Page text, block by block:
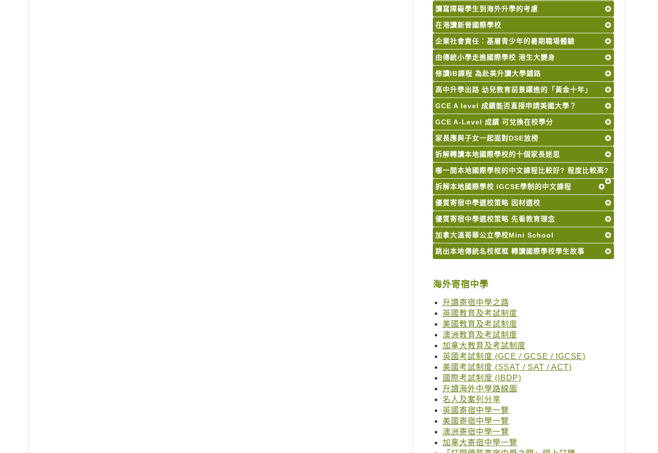
讀寫障礙學生到海外升學的考慮
在港讀新晉國際學校
企業社會責任：基層青少年的暑期職場體驗
由傳統小學走進國際學校 港生大變身
修讀IB課程 為赴美升讀大學鋪路
高中升學出路 幼兒教育前景躍進的「黃金十年」
GCE A level 成績能否直接申請美國大學？
GCE A-Level 成績 可兌換在校學分
家長應與子女一起面對DSE放榜
拆解轉讀本地國際學校的十個家長迷思
哪一間本地國際學校的中文課程比較好? 程度比較高?
拆解本地國際學校 IGCSE學制的中文課程
優質寄宿中學選校策略 因材選校
優質寄宿中學選校策略 先看教育理念
加拿大溫哥華公立學校Mini School
跳出本地傳統名校框框 轉讀國際學校學生故事
海外寄宿中學
升讀寄宿中學之路
英國教育及考試制度
美國教育及考試制度
澳洲教育及考試制度
加拿大教育及考試制度
英國考試制度 (GCE / GCSE / IGCSE)
美國考試制度 (SSAT / SAT / ACT)
國際考試制度 (IBDP)
升讀海外中學路線圖
名人及案列分享
英國寄宿中學一覽
美國寄宿中學一覽
澳洲寄宿中學一覽
加拿大寄宿中學一覽